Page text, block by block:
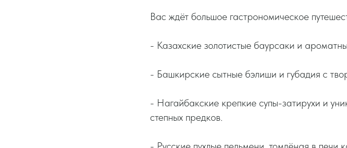
Вас ждёт большое гастрономическое
- Казахские золотистые баурсаки и
- Башкирские сытные бэлиши и губадия с
- Нагайбакские крепкие супы-затирухи и
степных предков.